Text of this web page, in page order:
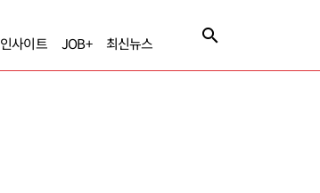
인사이트 JOB+ 최신뉴스